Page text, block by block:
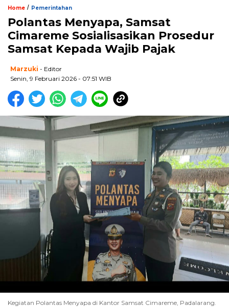
Home / Pemerintahan
Polantas Menyapa, Samsat
Cimareme Sosialisasikan Prosedur
Samsat Kepada Wajib Pajak
Marzuki - Editor
Senin, 9 Februari 2026 - 07:51 WIB
Kegiatan Polantas Menyapa di Kantor Samsat Cimareme, Padalarang.